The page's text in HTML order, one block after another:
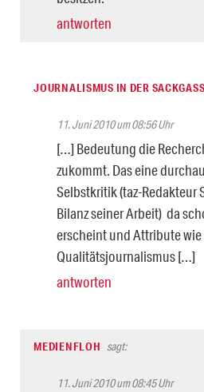
antworten
JOURNALISMUS IN DER
11. Juni 2010 um 08:56 Uhr
[…] Bedeutung die
zukommt. Das eine
Selbstkritik (taz-Redakteur
Bilanz seiner Arbeit) da
erscheint und Attribute
Qualitätsjournalismus […]
antworten
MEDIENFLOH sagt:
11. Juni 2010 um 08:45 Uhr